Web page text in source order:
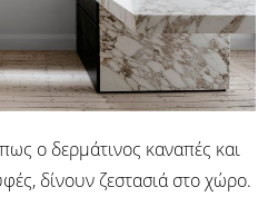
ο δερμάτινος καναπές και
δίνουν ζεστασιά στο χώρο.